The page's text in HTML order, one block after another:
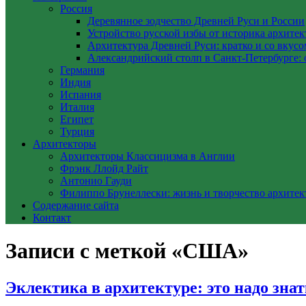
Россия
Деревянное зодчество Древней Руси и России
Устройство русской избы от историка
Архитектура Древней Руси: кратко и со
Александрийский столп в Санкт-Петербурге:
Германия
Индия
Испания
Италия
Египет
Турция
Архитекторы
Архитекторы Классицизма в Англии
Фрэнк Ллойд Райт
Антонио Гауди
Филиппо Брунеллески: жизнь и творчество
Содержание сайта
Контакт
Записи с меткой «США»
Эклектика в архитектуре: это надо